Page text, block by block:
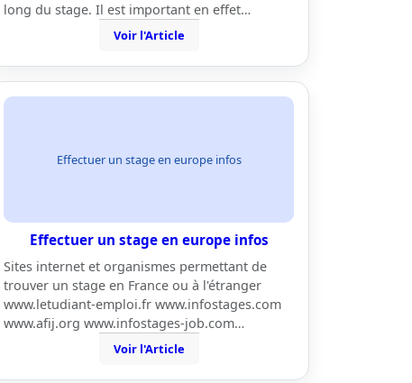
long du stage. Il est important en effet…
Voir l'Article
Effectuer un stage en europe infos
Effectuer un stage en europe infos
Sites internet et organismes permettant de
trouver un stage en France ou à l'étranger
www.letudiant-emploi.fr www.infostages.com
www.afij.org www.infostages-job.com…
Voir l'Article